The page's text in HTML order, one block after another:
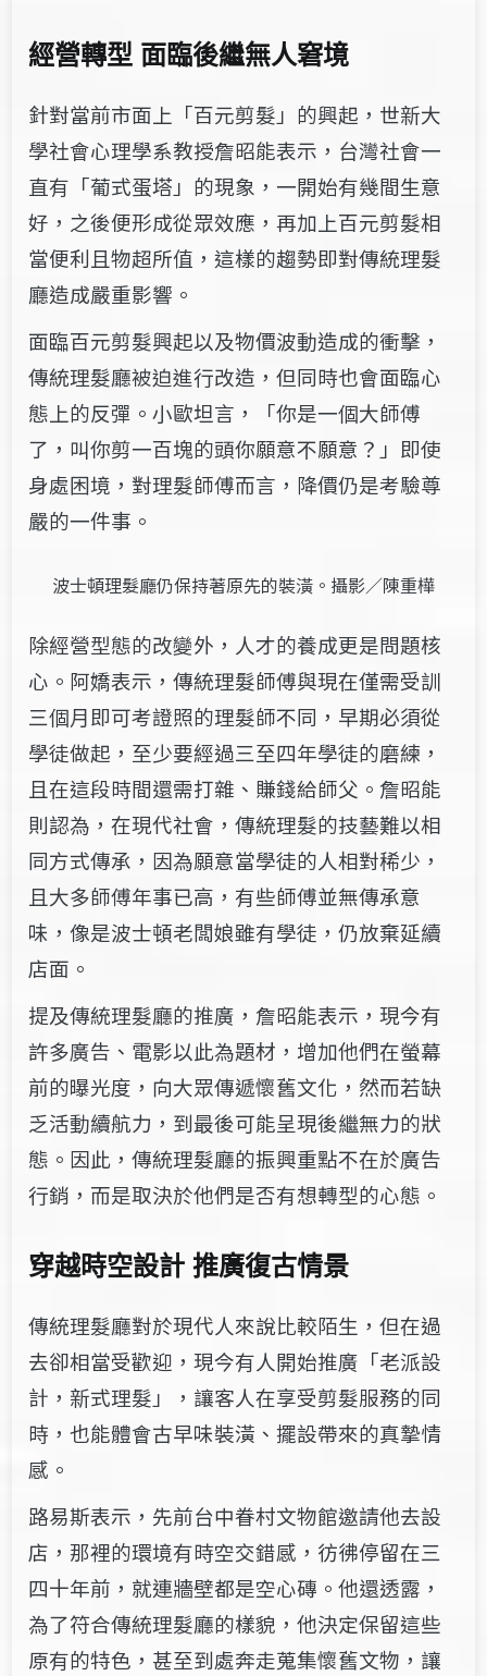
經營轉型 面臨後繼無人窘境
針對當前市面上「百元剪髮」的興起，世新大
學社會心理學系教授詹昭能表示，台灣社會一
直有「葡式蛋塔」的現象，一開始有幾間生意
好，之後便形成從眾效應，再加上百元剪髮相
當便利且物超所值，這樣的趨勢即對傳統理髮
廳造成嚴重影響。
面臨百元剪髮興起以及物價波動造成的衝擊，
傳統理髮廳被迫進行改造，但同時也會面臨心
態上的反彈。小歐坦言，「你是一個大師傅
了，叫你剪一百塊的頭你願意不願意？」即使
身處困境，對理髮師傅而言，降價仍是考驗尊
嚴的一件事。
波士頓理髮廳仍保持著原先的裝潢。攝影／陳重樺
除經營型態的改變外，人才的養成更是問題核
心。阿嬌表示，傳統理髮師傅與現在僅需受訓
三個月即可考證照的理髮師不同，早期必須從
學徒做起，至少要經過三至四年學徒的磨練，
且在這段時間還需打雜、賺錢給師父。詹昭能
則認為，在現代社會，傳統理髮的技藝難以相
同方式傳承，因為願意當學徒的人相對稀少，
且大多師傅年事已高，有些師傅並無傳承意
味，像是波士頓老闆娘雖有學徒，仍放棄延續
店面。
提及傳統理髮廳的推廣，詹昭能表示，現今有
許多廣告、電影以此為題材，增加他們在螢幕
前的曝光度，向大眾傳遞懷舊文化，然而若缺
乏活動續航力，到最後可能呈現後繼無力的狀
態。因此，傳統理髮廳的振興重點不在於廣告
行銷，而是取決於他們是否有想轉型的心態。
穿越時空設計 推廣復古情景
傳統理髮廳對於現代人來說比較陌生，但在過
去卻相當受歡迎，現今有人開始推廣「老派設
計，新式理髮」，讓客人在享受剪髮服務的同
時，也能體會古早味裝潢、擺設帶來的真摯情
感。
路易斯表示，先前台中眷村文物館邀請他去設
店，那裡的環境有時空交錯感，彷彿停留在三
四十年前，就連牆壁都是空心磚。他還透露，
為了符合傳統理髮廳的樣貌，他決定保留這些
原有的特色，甚至到處奔走蒐集懷舊文物，讓